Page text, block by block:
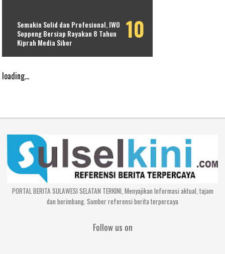
Semakin Solid dan Profesional, IWO
Soppeng Bersiap Rayakan 8 Tahun
Kiprah Media Siber
loading...
PORTAL BERITA SULAWESI SELATAN TERKINI, Menyajikan Informasi aktual, tajam
dan berimbang. Sumber referensi berita terpercaya
Follow us on